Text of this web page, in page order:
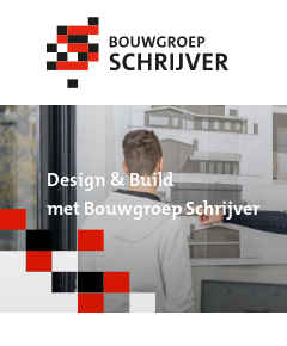
Design & Build
met Bouwgroep Schrijver